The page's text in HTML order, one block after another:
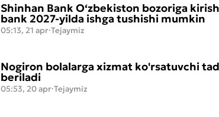
Shinhan Bank O‘zbekiston bozoriga
bank 2027-yilda ishga tushishi mumkin
05:13, 21 apr·Tejaymiz
Nogiron bolalarga xizmat ko'rsatuvchi
beriladi
05:53, 20 apr·Tejaymiz